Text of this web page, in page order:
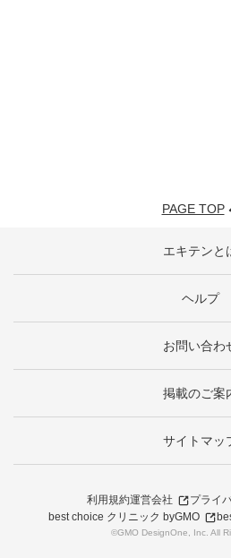
PAGE TOP
エキテンと
ヘルプ
お問い合わ
掲載のご案
サイトマッ
利用規約運営会社
プライ
best choice クリニック byGMO
©GMO DesignOne, Inc. All